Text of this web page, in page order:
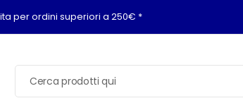
per ordini superiori a 250€ *